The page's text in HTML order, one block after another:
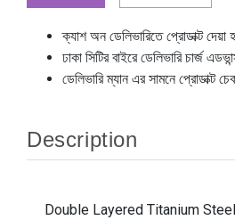
ক্যাশ অন ডেলিভারিতে প্রোডাক্ট দেয়া
ঢাকা সিটির বাইরে ডেলিভারি চার্জ
ডেলিভারি ম্যান এর সামনে প্রোডাক্ট
Description
Double Layered Titanium